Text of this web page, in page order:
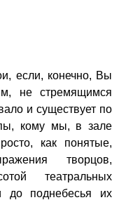
если, конечно, Вы
не стремящимся
и существует по
кому мы, в зале
как понятые,
творцов,
театральных
до поднебесья их